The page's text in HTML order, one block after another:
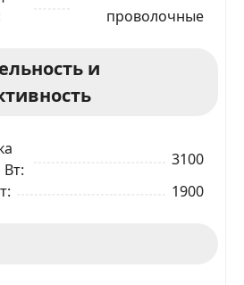
проволочные
и
Вт
3100
1900
*
обработку моих персональных
С ПРАВИЛАМИ
ЗАЯВКУ